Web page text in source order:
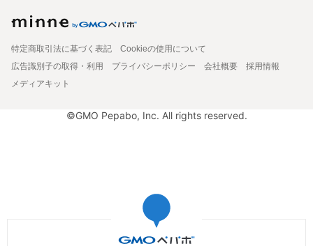
特定商取引法に基づく表記
Cookieの使用について
広告識別子の取得・利用
プライバシーポリシー 会社概要
採用情報
メディアキット
©GMO Pepabo, Inc. All rights reserved.